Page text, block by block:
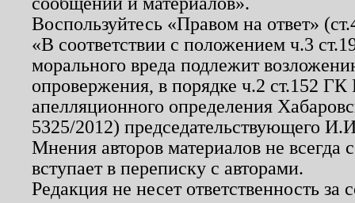
Воспользуйтесь «Правом на ответ»
«В соответствии с положением ч.3
морального вреда подлежит
опровержения, в порядке ч.2 ст.152
апелляционного определения
5325/2012) председательствующего
Мнения авторов материалов не
вступает в переписку с авторами.
Редакция не несет ответственность